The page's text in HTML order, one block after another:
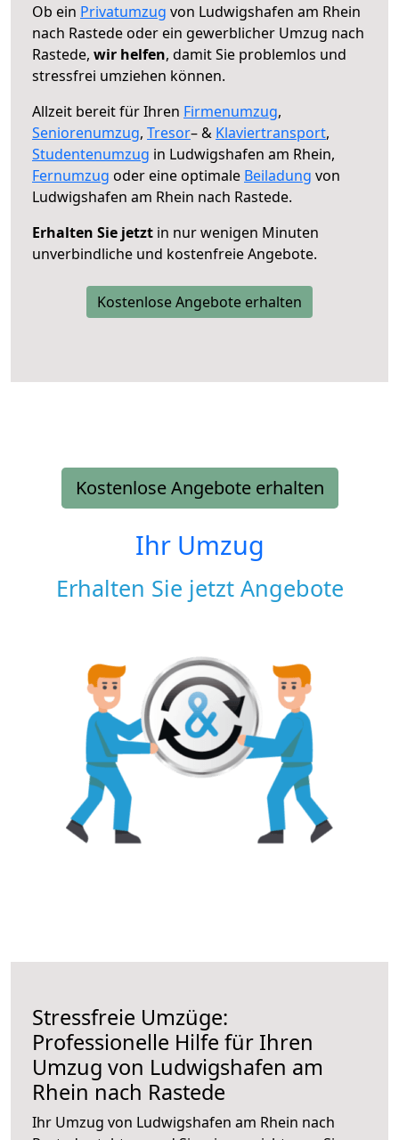
Ob ein Privatumzug von Ludwigshafen am Rhein
nach Rastede oder ein gewerblicher Umzug nach
Rastede, wir helfen, damit Sie problemlos und
stressfrei umziehen können.
Allzeit bereit für Ihren Firmenumzug,
Seniorenumzug, Tresor– & Klaviertransport,
Studentenumzug in Ludwigshafen am Rhein,
Fernumzug oder eine optimale Beiladung von
Ludwigshafen am Rhein nach Rastede.
Erhalten Sie jetzt in nur wenigen Minuten
unverbindliche und kostenfreie Angebote.
Kostenlose Angebote erhalten
Kostenlose Angebote erhalten
Ihr Umzug
Erhalten Sie jetzt Angebote
Stressfreie Umzüge:
Professionelle Hilfe für Ihren
Umzug von Ludwigshafen am
Rhein nach Rastede
Ihr Umzug von Ludwigshafen am Rhein nach